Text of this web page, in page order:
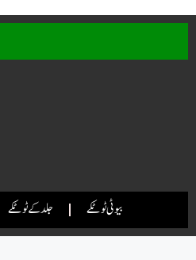
جلد کے ٹوٹکے بیوٹی ٹوٹکے